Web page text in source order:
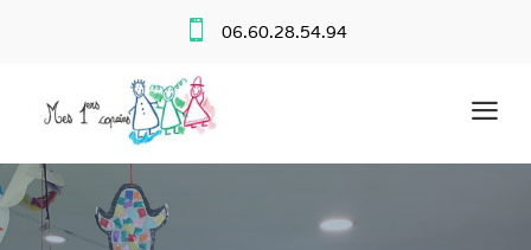
 06.60.28.54.94
a